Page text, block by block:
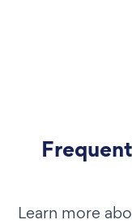
Learn more